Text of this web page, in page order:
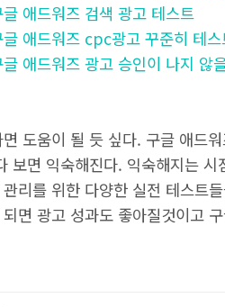
애드워즈 검색 광고 테스트
애드워즈 cpc광고 꾸준히 테스
애드워즈 광고 승인이 나지 않
도움이 될 듯 싶다. 구글 애드
보면 익숙해진다. 익숙해지는
리를 위한 다양한 실전 테스트
면 광고 성과도 좋아질것이고